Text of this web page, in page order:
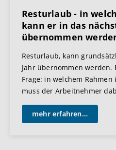
Resturlaub - in
kann er in das
übernommen
Resturlaub, kann
Jahr übernommen werden.
Frage: in welchem
muss der Arbeitnehmer
mehr erfahren...